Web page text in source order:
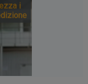
i